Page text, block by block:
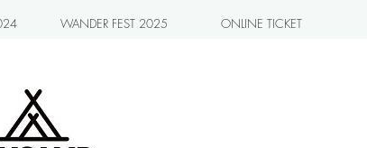
WANDER FEST 2025 ONLINE TICKET